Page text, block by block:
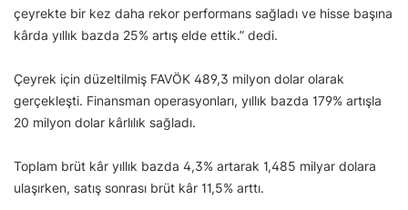
çeyrekte bir kez daha rekor performans sağladı ve hisse başına
kârda yıllık bazda 25% artış elde ettik.” dedi.
Çeyrek için düzeltilmiş FAVÖK 489,3 milyon dolar olarak
gerçekleşti. Finansman operasyonları, yıllık bazda 179% artışla
20 milyon dolar kârlılık sağladı.
Toplam brüt kâr yıllık bazda 4,3% artarak 1,485 milyar dolara
ulaşırken, satış sonrası brüt kâr 11,5% arttı.